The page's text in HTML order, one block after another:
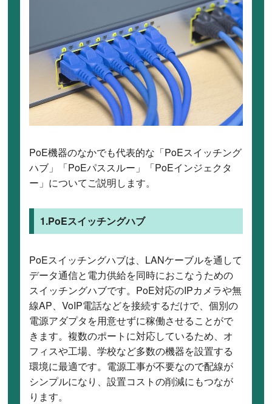
PoE機器のなかでも代表的な「PoEスイッチング
ハブ」「PoEパススルー」「PoEインジェクタ
ー」についてご説明します。
1.PoEスイッチングハブ
PoEスイッチングハブは、LANケーブルを通して
データ通信と電力供給を同時におこなうための
スイッチングハブです。PoE対応のIPカメラや無
線AP、VoIP電話などを接続するだけで、個別の
電源アダプタを用意せずに稼働させることがで
きます。複数のポートに対応しているため、オ
フィスや工場、学校など多数の機器を設置する
環境に最適です。電源工事が不要なので配線が
シンプルになり、設置コストの削減にもつなが
ります。